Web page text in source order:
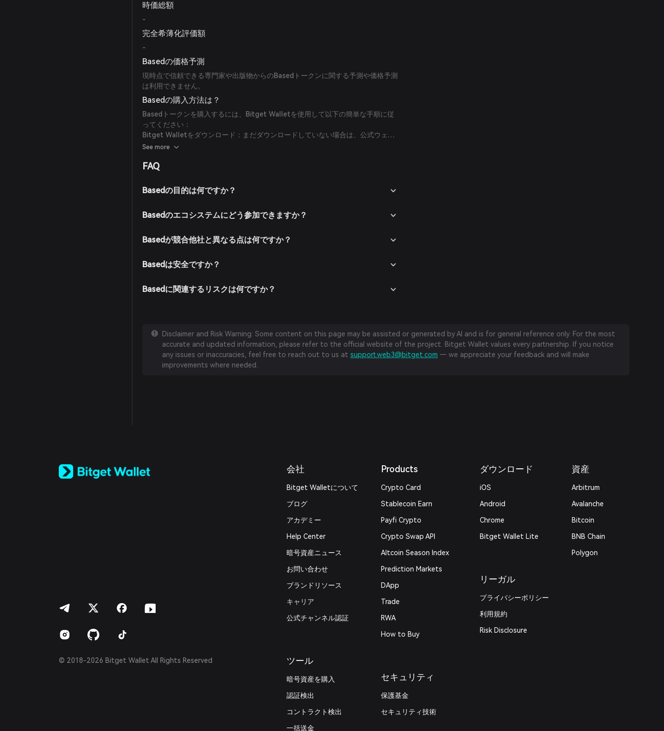
時価総額
-
完全希薄化評価額
-
Basedの価格予測
現時点で信頼できる専門家や出版物からのBasedトークンに関する予測や価格予測
は利用できません。
Basedの購入方法は？
Basedトークンを購入するには、Bitget Walletを使用して以下の簡単な手順に従
ってください：
Bitget Walletをダウンロード：まだダウンロードしていない場合は、公式ウェブ
サイトまたはアプリストアからBitget Walletアプリをダウンロードしてくださ
アカウント作成：アプリを開き、画面の指示に従って新規アカウントを作成しま
ウォレットに資金を入金：対応する支払い方法を使用して暗号通貨を送金するか
法定通貨で購入し、Bitget Walletに資金を入金します。
検索して利用可能な取引ペアを表示します。
入力して注文を確定します。取引が完了すると、Basedトークンがウォレットに追
See more
FAQ
Basedの目的は何ですか？
Basedのエコシステムにどう参加できますか？
Basedが競合他社と異なる点は何ですか？
Basedは安全ですか？
Basedに関連するリスクは何ですか？
Disclaimer and Risk Warning: Some content on this page may be assisted or generated by AI and is for general reference only. For the most
accurate and updated information, please refer to the official website of the project. Bitget Wallet values every partnership. If you notice
any issues or inaccuracies, feel free to reach out to us atsupport.web3@bitget.com — we appreciate your feedback and will make
improvements where needed.
Español (Latinoamérica)
© 2018-2026 Bitget Wallet All Rights Reserved
会社
Bitget Walletについて
ブログ
アカデミー
Help Center
暗号資産ニュース
お問い合わせ
ブランドリソース
キャリア
公式チャンネル認証
ツール
暗号資産を購入
認証検出
コントラクト検出
一括送金
Products
Crypto Card
Stablecoin Earn
Payfi Crypto
Crypto Swap API
Altcoin Season Index
Prediction Markets
DApp
Trade
RWA
How to Buy
セキュリティ
保護基金
セキュリティ技術
ダウンロード
iOS
Android
Chrome
Bitget Wallet Lite
リーガル
プライバシーポリシー
利用規約
Risk Disclosure
資産
Arbitrum
Avalanche
Bitcoin
BNB Chain
Polygon